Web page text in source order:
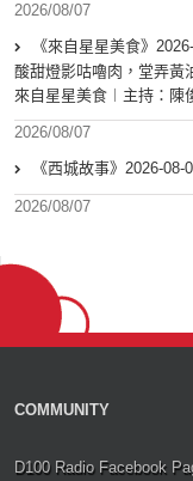
2026/08/07
《來自星星美食》
酸甜燈影咕嚕肉，堂弄黃
來自星星美食︱主持：陳
2026/08/07
《西城故事》2026-
2026/08/07
COMMUNITY
D100 Radio Facebook